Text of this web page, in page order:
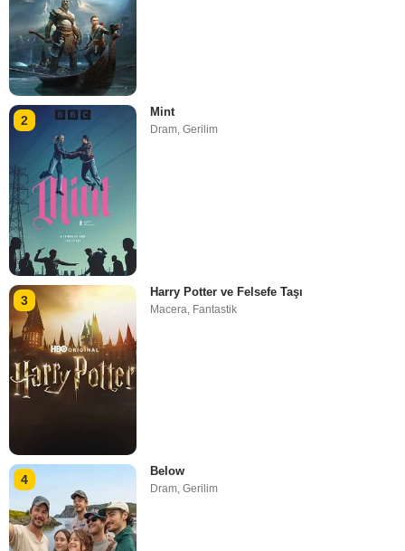
2
Mint
Dram,Gerilim
3
Harry Potter ve Felsefe Taşı
Macera Fantastik
4
Below
Dram,Gerilim